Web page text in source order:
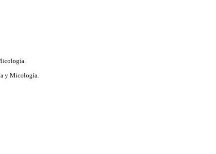
y Micología.